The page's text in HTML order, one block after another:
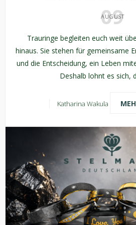
09
AUGUST
Trauringe begleiten euch weit
hinaus. Sie stehen für gemeinsame
und die Entscheidung, ein Leben
Deshalb lohnt es sich,
Katharina Wakula